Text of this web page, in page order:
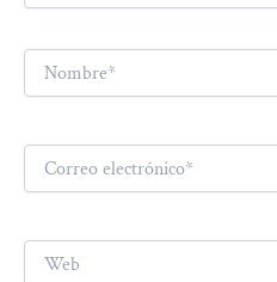
Correo
electrónico*
Web